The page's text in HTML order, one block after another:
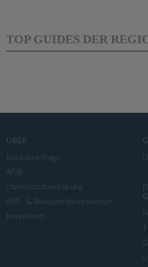
TOP GUIDES DER
ÜBER
Kontaktanfrage
AGB
Datenschutzerklärung
APP- & Benutzerdaten löschen
Impressum